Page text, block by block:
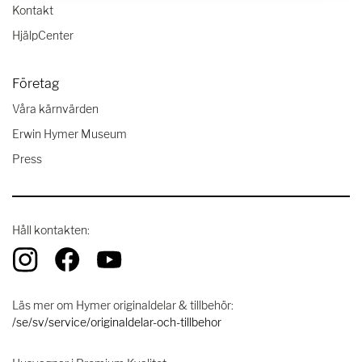
Kontakt
HjälpCenter
Företag
Våra kärnvärden
Erwin Hymer Museum
Press
Håll kontakten:
Läs mer om Hymer originaldelar & tillbehör:
/se/sv/service/originaldelar-och-tillbehor